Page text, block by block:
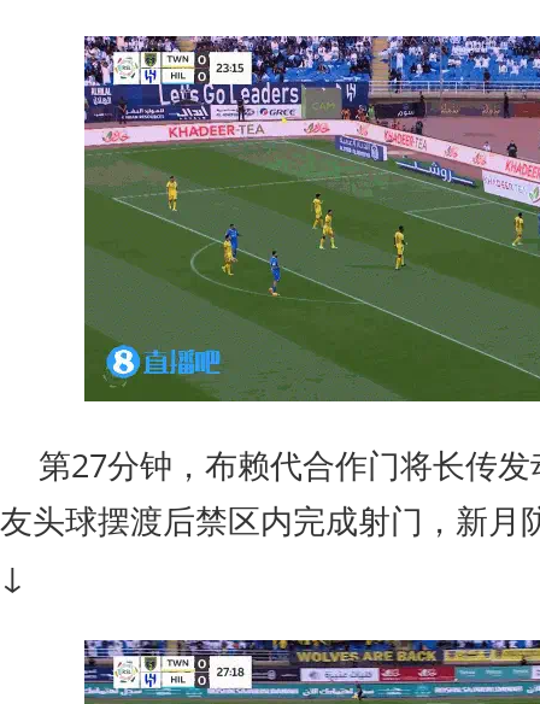
第27分钟，布赖代合作门将长传
友头球摆渡后禁区内完成射门，新月
↓